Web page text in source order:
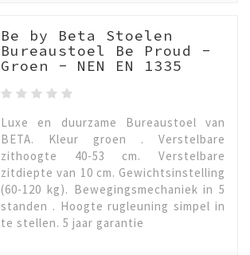
Be by Beta Stoelen
Bureaustoel Be Proud -
Groen - NEN EN 1335
Luxe en duurzame Bureaustoel van
BETA. Kleur groen . Verstelbare
zithoogte 40-53 cm. Verstelbare
zitdiepte van 10 cm. Gewichtsinstelling
(60-120 kg). Bewegingsmechaniek in 5
standen . Hoogte rugleuning simpel in
te stellen. 5 jaar garantie